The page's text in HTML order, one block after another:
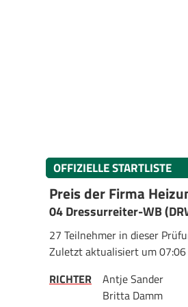
OFFIZIELLE STARTLISTE
Preis der Firma
04 Dressurreiter-WB
27 Teilnehmer in dieser
Zuletzt aktualisiert um 07:06
RICHTER
Antje Sander
Britta Damm